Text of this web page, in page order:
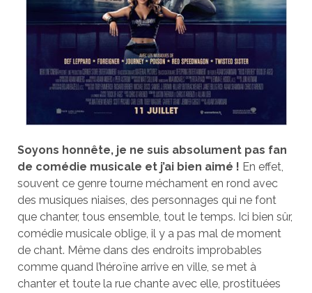
Soyons honnête, je ne suis absolument pas fan
de comédie musicale et j’ai bien aimé ! En effet,
souvent ce genre tourne méchament en rond avec
des musiques niaises, des personnages qui ne font
que chanter, tous ensemble, tout le temps. Ici bien sûr,
comédie musicale oblige, il y a pas mal de moment
de chant. Même dans des endroits improbables
comme quand l’héroïne arrive en ville, se met à
chanter et toute la rue chante avec elle, prostituées